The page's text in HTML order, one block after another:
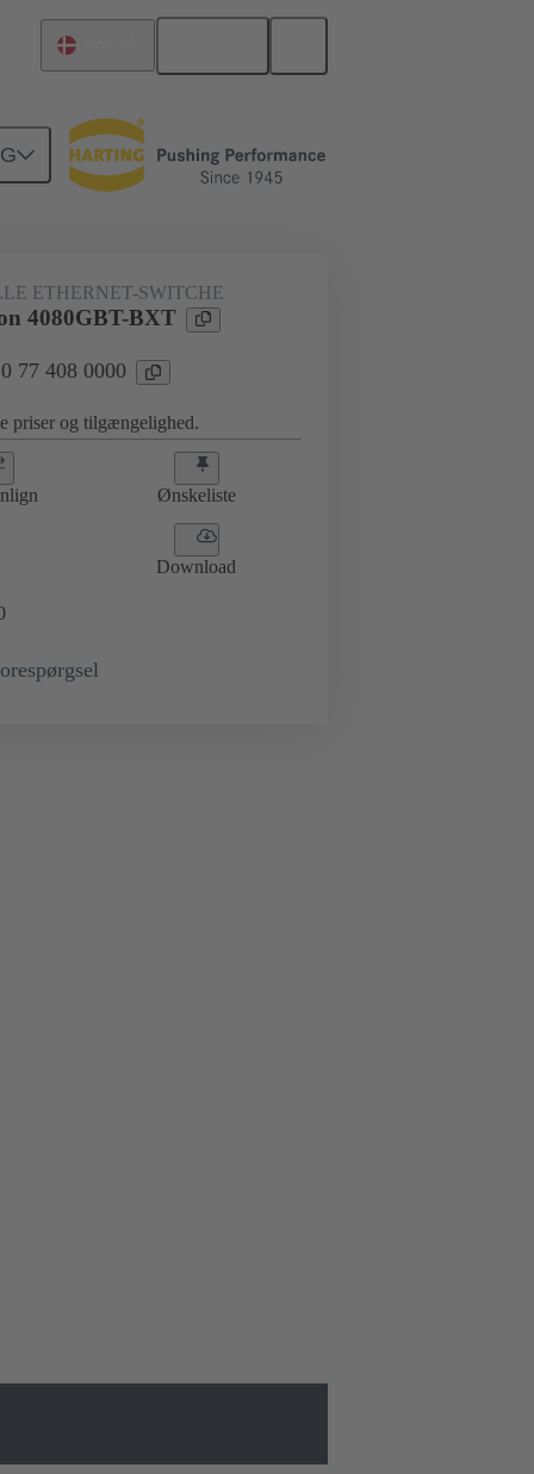
ETHERNET-SWITCHE
4080GBT-BXT
77 408 0000
priser og tilgængelighed.
Ønskeliste
Download